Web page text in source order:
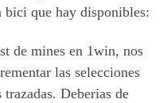
bici que hay disponibles:
de mines en 1win, nos
las selecciones
Deberias de